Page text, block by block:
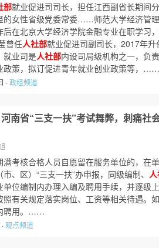
部就业促进司司长，担任江西副省长期间
的女性省级党委常委……师范大学经济管
后在北京大学经济学院金融专业在职学习
曾任人社部就业促进司副司长，2017年升
就业司是人社部内设司局级机构之一，负
政策，拟订促进青年就业创业政策等，……
·政经频道
南省“三支一扶”考试舞弊，刺痛社
满考核合格人员自愿留在服务单位的，在
、区）“三支一扶”办申报，同级编制、
位编制内办理入编及聘用手续，并逐级上
照有关规定落实岗位、工资等相关待遇。
聘用。……
观点频道